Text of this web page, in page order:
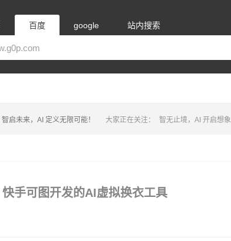
百度 google 站内搜索
大家正在关注： 智无止境，AI 开启想象
智启未来，AI 定义无限可能！
手可图开发的AI虚拟换衣工具